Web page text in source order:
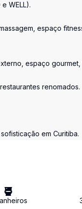
WELL).
espaço
espaço
renomados.
em Curitiba.
s